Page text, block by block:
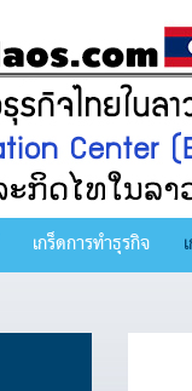
เกร็ดการทำธุรกิจ